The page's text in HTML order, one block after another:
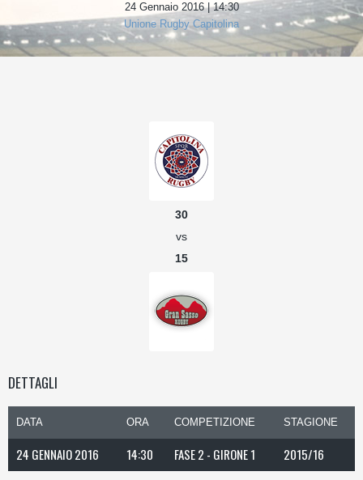
24 Gennaio 2016 | 14:30
Unione Rugby Capitolina
30
vs
15
DETTAGLI
DATA ORA COMPETIZIONE STAGIONE
24 GENNAIO 2016 14:30 FASE 2 - GIRONE 1 2015/16